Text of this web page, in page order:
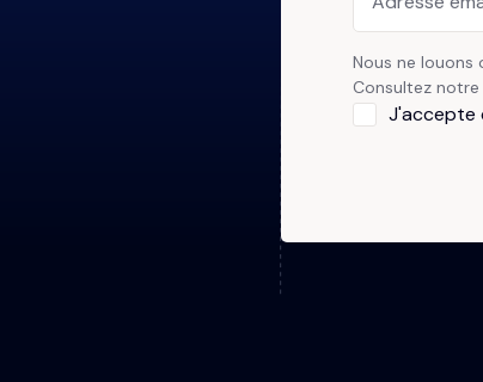
Nous ne louons
Consultez notre
J'accepte